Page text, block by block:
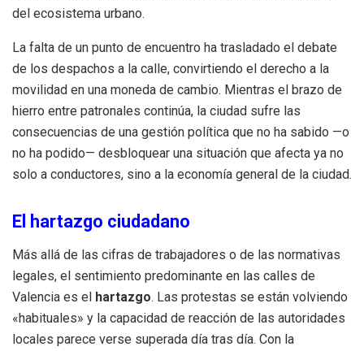
del ecosistema urbano.
La falta de un punto de encuentro ha trasladado el debate
de los despachos a la calle, convirtiendo el derecho a la
movilidad en una moneda de cambio. Mientras el brazo de
hierro entre patronales continúa, la ciudad sufre las
consecuencias de una gestión política que no ha sabido —o
no ha podido— desbloquear una situación que afecta ya no
solo a conductores, sino a la economía general de la ciudad.
El hartazgo ciudadano
Más allá de las cifras de trabajadores o de las normativas
legales, el sentimiento predominante en las calles de
Valencia es el hartazgo. Las protestas se están volviendo
«habituales» y la capacidad de reacción de las autoridades
locales parece verse superada día tras día. Con la